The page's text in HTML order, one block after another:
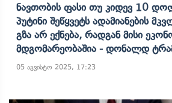
Ნავთობის Ფასი Თუ Კიდევ 10
Პუტინი Შეწყვეტს Ადამიანების
Გზა Არ Ექნება, Რადგან Მისი
Მდგომარეობაშია - Დონალდ
05 აგვისტო 2025, 17:23